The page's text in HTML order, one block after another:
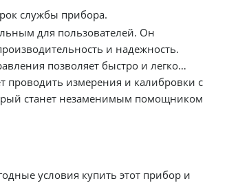
службы прибора.
для пользователей. Он
и надежность.
позволяет быстро и легко
проводить измерения и калибровки с
этот прибор и